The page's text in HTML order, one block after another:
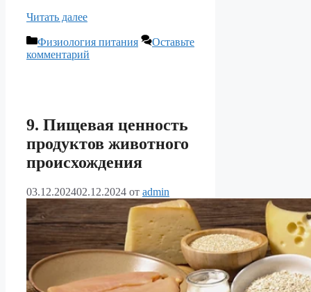
Читать далее
Рубрики
Физиология питания
Оставьте
комментарий
9. Пищевая ценность
продуктов животного
происхождения
03.12.202402.12.2024 от admin